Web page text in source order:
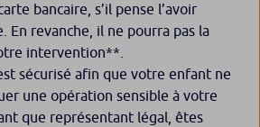
bancaire, s’il pense l’avoir
En revanche, il ne pourra pas la
intervention**.
sécurisé afin que votre enfant ne
une opération sensible à votre
que représentant légal, êtes